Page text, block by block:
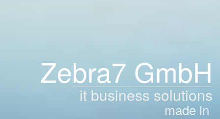
Zebra7 GmbH
it business solutions
made in